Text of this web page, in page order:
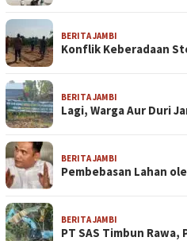
BERITA JAMBI
Konflik Keberadaan
BERITA JAMBI
Lagi, Warga Aur Duri
BERITA JAMBI
Pembebasan Lahan
BERITA JAMBI
PT SAS Timbun